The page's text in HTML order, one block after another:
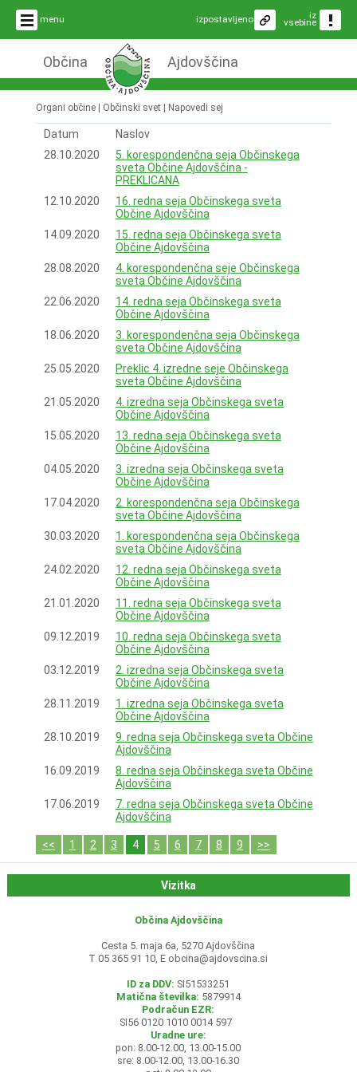
menu iz
vsebine
izpostavljeno
Občina Ajdovščina
Organi občine | Občinski svet | Napovedi sej
Datum
Naslov
28.10.2020
5. korespondenčna seja Občinskega
sveta Občine Ajdovščina -
PREKLICANA
12.10.2020
16. redna seja Občinskega sveta
Občine Ajdovščina
14.09.2020
15. redna seja Občinskega sveta
Občine Ajdovščina
28.08.2020
4. korespondenčna seje Občinskega
sveta Občine Ajdovščina
22.06.2020
14. redna seja Občinskega sveta
Občine Ajdovščina
18.06.2020
3. korespondenčna seja Občinskega
sveta Občine Ajdovščina
25.05.2020
Preklic 4. izredne seje Občinskega
sveta Občine Ajdovščina
21.05.2020
4. izredna seja Občinskega sveta
Občine Ajdovščina
15.05.2020
13. redna seja Občinskega sveta
Občine Ajdovščina
04.05.2020
3. izredna seja Občinskega sveta
Občine Ajdovščina
17.04.2020
2. korespondenčna seja Občinskega
sveta Občine Ajdovščina
30.03.2020
1. korespondenčna seja Občinskega
sveta Občine Ajdovščina
24.02.2020
12. redna seja Občinskega sveta
Občine Ajdovščina
21.01.2020
11. redna seja Občinskega sveta
Občine Ajdovščina
09.12.2019
10. redna seja Občinskega sveta
Občine Ajdovščina
03.12.2019
2. izredna seja Občinskega sveta
Občine Ajdovščina
28.11.2019
1. izredna seja Občinskega sveta
Občine Ajdovščina
28.10.2019
9. redna seja Občinskega sveta Občine
Ajdovščina
16.09.2019
8. redna seja Občinskega sveta Občine
Ajdovščina
17.06.2019
7. redna seja Občinskega sveta Občine
Ajdovščina
<< 1 2 3 4 5 6 7 8 9 >>
Vizitka
Občina Ajdovščina
Cesta 5. maja 6a, 5270 Ajdovščina
T 05 365 91 10, E obcina@ajdovscina.si
ID za DDV: SI51533251
Matična številka: 5879914
Podračun EZR:
SI56 0120 1010 0014 597
Uradne ure:
pon: 8.00-12.00, 13.00-15.00
sre: 8.00-12.00, 13.00-16.30